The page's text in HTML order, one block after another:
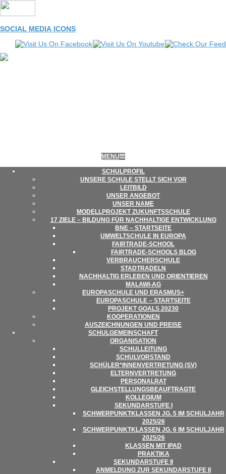
Skip
to
SOCIAL MEDIA ICONS
LEONORE-
GOLDSCHMIDT-
SCHULE
Menu
MENU
SCHUL­PRO­FIL
UNSERE SCHULE STELLT SICH VOR
LEIT­BILD
UNSER ANGE­BOT
UNSER NAME
MODELL­PRO­JEKT ZUKUNFTSSCHULE
17 ZIELE – BIL­DUNG FÜR NACH­HAL­TIGE ENTWICKLUNG
BNE – STARTSEITE
UMWELT­SCHULE IN EUROPA
FAIR­­TRADE-SCHOOL
FAIR­TRADE-SCHOOLS BLOG
VER­BRAU­CHER­SCHULE
STADT­RA­DELN
NACH­HAL­TIG ERLE­BEN UND ORIENTIEREN
MALAWI-AG
EURO­PA­SCHULE UND ERASMUS+
EURO­PA­SCHULE – STARTSEITE
PRO­JEKT GOALS 20230
KOOPE­RA­TIO­NEN
AUS­ZEICH­NUN­GEN UND PREISE
SCHUL­GE­MEIN­SCHAFT
ORGA­NI­SA­TION
SCHUL­LEI­TUNG
SCHUL­VOR­STAND
SCHÜLER*INNENVERTRETUNG (SV)
ELTERN­VER­TRE­TUNG
PER­SO­NAL­RAT
GLEICH­STEL­LUNGS­BE­AUF­TRAGTE
KOL­LE­GIUM
SEKUN­DAR­STUFE I
SCHWER­PUNKT­KLAS­SEN JG. 5 IM SCHUL­JAHR
2025/​​26
SCHWER­PUNKT­KLAS­SEN JG. 6 IM SCHUL­JAHR
2025/​​26
KLAS­SEN MIT IPAD
PRAK­TIKA
SEKUN­DAR­STUFE II
ANMEL­DUNG ZUR SEKUN­DAR­STUFE II